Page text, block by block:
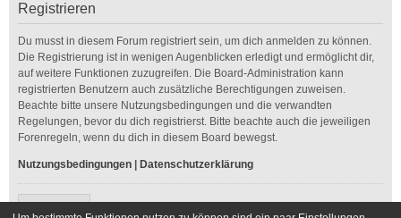
Registrieren
Du musst in diesem Forum registriert sein, um dich anmelden zu können.
Die Registrierung ist in wenigen Augenblicken erledigt und ermöglicht dir,
auf weitere Funktionen zuzugreifen. Die Board-Administration kann
registrierten Benutzern auch zusätzliche Berechtigungen zuweisen.
Beachte bitte unsere Nutzungsbedingungen und die verwandten
Regelungen, bevor du dich registrierst. Bitte beachte auch die jeweiligen
Forenregeln, wenn du dich in diesem Board bewegst.
Nutzungsbedingungen Datenschutzerklärung